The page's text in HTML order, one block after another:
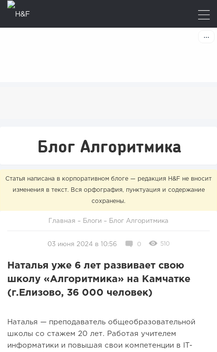
Блог Алгоритмика
Статья написана в корпоративном блоге — редакция H&F не вносит
изменения в текст. Вся орфография, пунктуация и содержание
сохранены.
Главная – Блоги – Блог Алгоритмика
03 июня 2024 в 10:56 0 510
Наталья уже 6 лет развивает свою
школу «Алгоритмика» на Камчатке
(г.Елизово, 36 000 человек)
Наталья — преподаватель общеобразовательной
школы со стажем 20 лет. Работая учителем
информатики и повышая свои компетенции в IT-